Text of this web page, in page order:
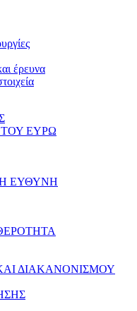
έρευνα
ΕΥΡΩ
ΕΥΘΥΝΗ
ΔΙΑΚΑΝΟΝΙΣΜΟΥ